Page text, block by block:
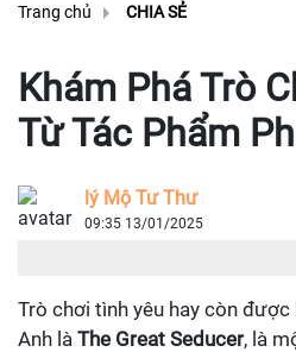
Trang chủ CHIA SẺ
Khám Phá Trò
Từ Tác Phẩm
lý Mộ Tư Thư
09:35 13/01/2025
Trò chơi tình yêu hay còn
Anh là The Great Seducer, là